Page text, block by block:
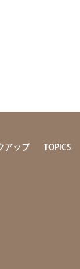
アップ TOPICS